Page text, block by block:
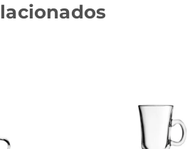
para outras bebidas, como